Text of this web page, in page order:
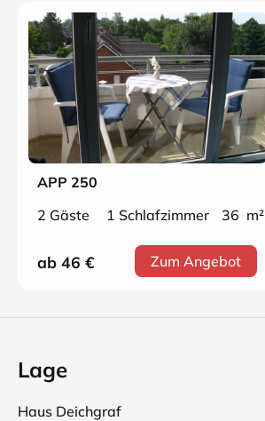
APP 250
2 Gäste
1 Schlafzimmer 36 m²
ab 46 € Zum Angebot
Lage
Haus Deichgraf